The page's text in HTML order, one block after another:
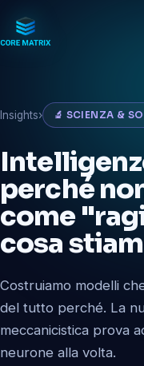
Insights› 🔬 SCIENZA &
perché
come
cosa
Costruiamo modelli
del tutto perché. La
meccanicistica prova
neurone alla volta.